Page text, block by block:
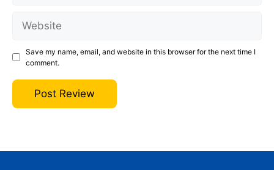
Save my name, email, and website in this browser for the next time I
comment.